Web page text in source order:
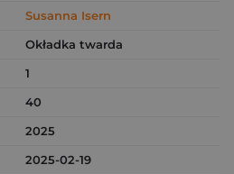
Susanna Isern
Okładka twarda
1
40
2025
2025-02-19